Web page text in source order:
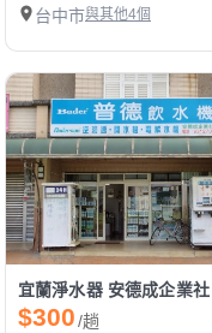
台中市與其他4個
$300/趟